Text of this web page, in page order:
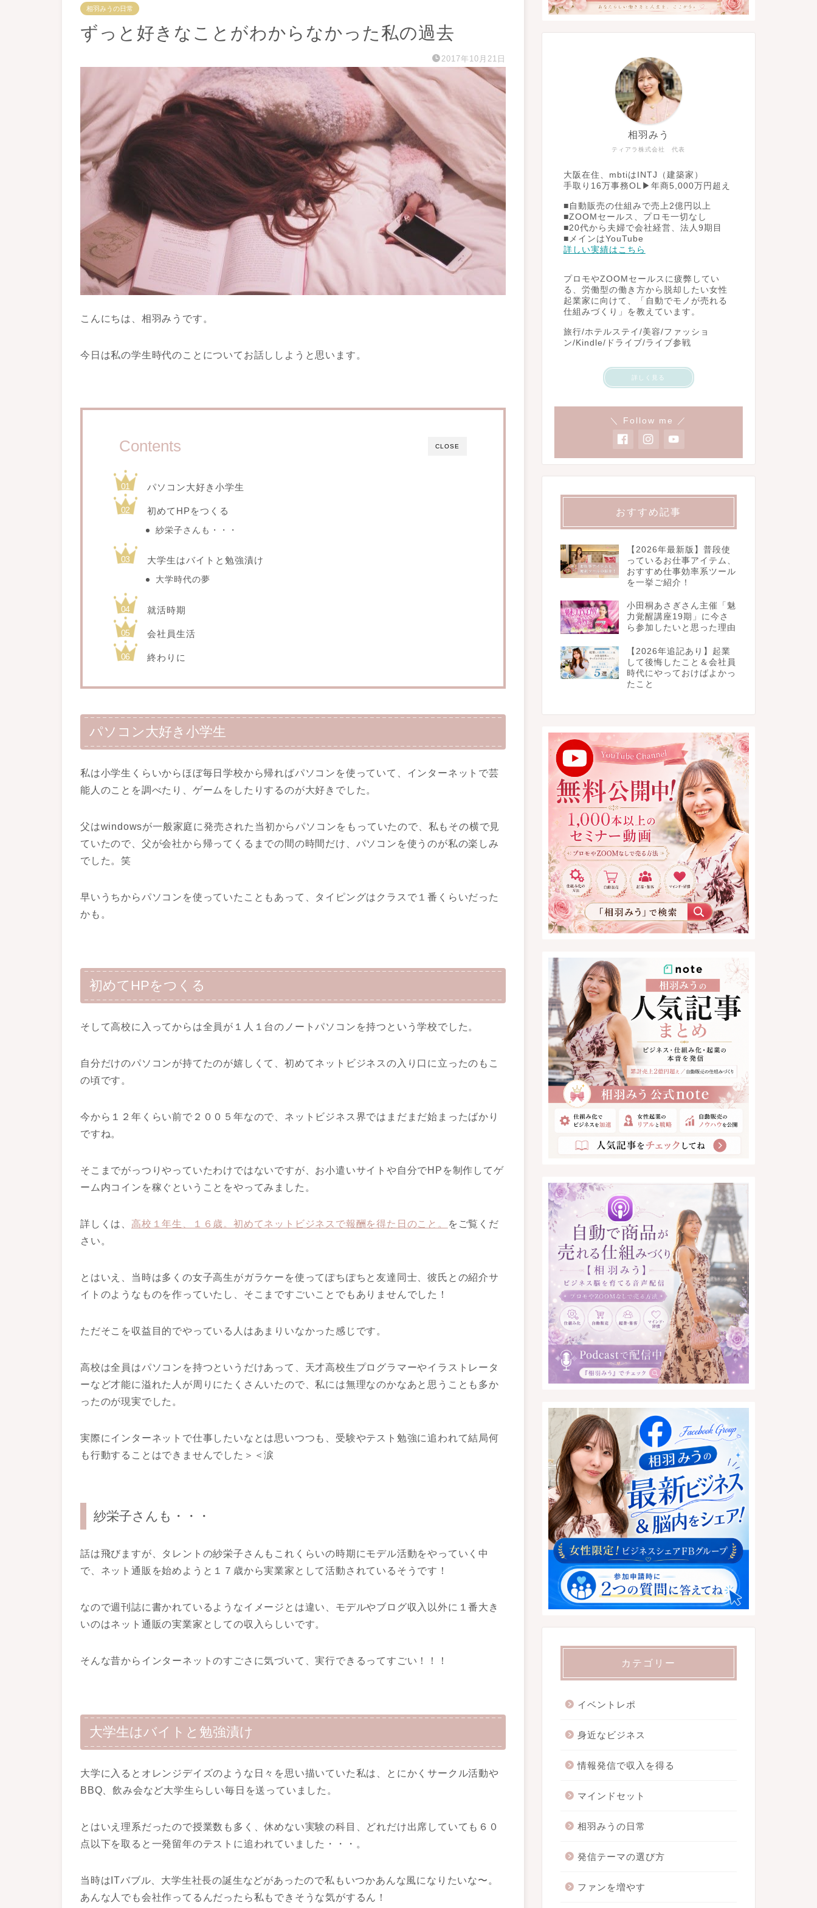
相羽みうの日常
ずっと好きなことがわからなかった私の過去
2017年10月21日
こんにちは、相羽みうです。
今日は私の学生時代のことについてお話ししようと思います。
CLOSE
Contents
パソコン大好き小学生
初めてHPをつくる
紗栄子さんも・・・
大学生はバイトと勉強漬け
大学時代の夢
就活時期
会社員生活
終わりに
パソコン大好き小学生
私は小学生くらいからほぼ毎日学校から帰ればパソコンを使っていて、インターネットで芸
能人のことを調べたり、ゲームをしたりするのが大好きでした。
父はwindowsが一般家庭に発売された当初からパソコンをもっていたので、私もその横で見
ていたので、父が会社から帰ってくるまでの間の時間だけ、パソコンを使うのが私の楽しみ
でした。笑
早いうちからパソコンを使っていたこともあって、タイピングはクラスで１番くらいだった
かも。
初めてHPをつくる
そして高校に入ってからは全員が１人１台のノートパソコンを持つという学校でした。
自分だけのパソコンが持てたのが嬉しくて、初めてネットビジネスの入り口に立ったのもこ
の頃です。
今から１２年くらい前で２００５年なので、ネットビジネス界ではまだまだ始まったばかり
ですね。
そこまでがっつりやっていたわけではないですが、お小遣いサイトや自分でHPを制作してゲ
ーム内コインを稼ぐということをやってみました。
詳しくは、 高校１年生、１６歳。初めてネットビジネスで報酬を得た日のこと。
をご覧くだ
さい。
とはいえ、当時は多くの女子高生がガラケーを使ってぽちぽちと友達同士、彼氏との紹介サ
イトのようなものを作っていたし、そこまですごいことでもありませんでした！
ただそこを収益目的でやっている人はあまりいなかった感じです。
高校は全員はパソコンを持つというだけあって、天才高校生プログラマーやイラストレータ
ーなど才能に溢れた人が周りにたくさんいたので、私には無理なのかなあと思うことも多か
ったのが現実でした。
実際にインターネットで仕事したいなとは思いつつも、受験やテスト勉強に追われて結局何
も行動することはできませんでした＞＜涙
紗栄子さんも・・・
話は飛びますが、タレントの紗栄子さんもこれくらいの時期にモデル活動をやっていく中
で、ネット通販を始めようと１７歳から実業家として活動されているそうです！
なので週刊誌に書かれているようなイメージとは違い、モデルやブログ収入以外に１番大き
いのはネット通販の実業家としての収入らしいです。
そんな昔からインターネットのすごさに気づいて、実行できるってすごい！！！
大学生はバイトと勉強漬け
大学に入るとオレンジデイズのような日々を思い描いていた私は、とにかくサークル活動や
BBQ、飲み会など大学生らしい毎日を送っていました。
とはいえ理系だったので授業数も多く、休めない実験の科目、どれだけ出席していても６０
点以下を取ると一発留年のテストに追われていました・・・。
当時はITバブル、大学生社長の誕生などがあったので私もいつかあんな風になりたいな〜。
あんな人でも会社作ってるんだったら私もできそうな気がするん！
ティアラ株式会社 代表
相羽みう
大阪在住、mbtiはINTJ（建築家）
手取り16万事務OL▶︎年商5,000万円超え
■自動販売の仕組みで売上2億円以上
■ZOOMセールス、プロモ一切なし
■20代から夫婦で会社経営、法人9期目
■メインはYouTube
詳しい実績はこちら
プロモやZOOMセールスに疲弊してい
る、労働型の働き方から脱却したい女性
起業家に向けて、「自動でモノが売れる
仕組みづくり」を教えています。
旅行/ホテルステイ/美容/ファッショ
ン/Kindle/ドライブ/ライブ参戦
詳しく見る
＼ Follow me ／
おすすめ記事
【2026年最新版】普段使
っているお仕事アイテム、
おすすめ仕事効率系ツール
を一挙ご紹介！
小田桐あさぎさん主催「魅
力覚醒講座19期」に今さ
ら参加したいと思った理由
【2026年追記あり】起業
して後悔したこと＆会社員
時代にやっておけばよかっ
たこと
カテゴリー
イベントレポ
身近なビジネス
情報発信で収入を得る
マインドセット
相羽みうの日常
発信テーマの選び方
ファンを増やす